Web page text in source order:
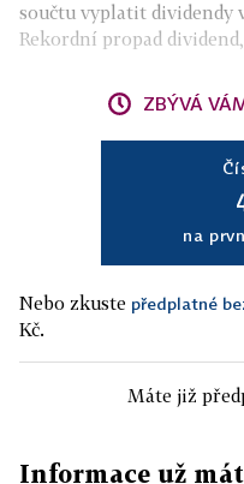
součtu vyplatit dividendy
Rekordní propad
ZBÝVÁ
na
Nebo zkuste předplatné
Kč.
Máte již
Informace už